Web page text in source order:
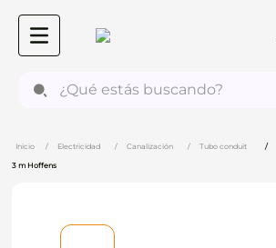
Electricidad Canalización Tubo conduit
3 m Hoffens